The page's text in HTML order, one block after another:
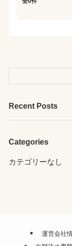
Recent Posts
Categories
カテゴリーなし
運営会社